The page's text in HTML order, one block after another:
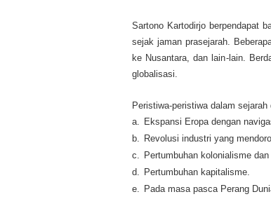
Sartono Kartodirjo berpendapat
sejak jaman prasejarah.
ke Nusantara, dan lain-lain.
globalisasi.
Peristiwa-peristiwa dalam
a. Ekspansi Eropa dengan
b. Revolusi industri yang
c. Pertumbuhan kolonialisme
d. Pertumbuhan kapitalisme.
e. Pada masa pasca Perang